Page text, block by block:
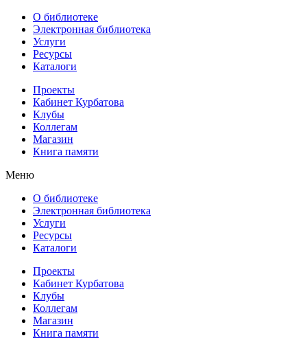
О библиотеке
Электронная библиотека
Услуги
Ресурсы
Каталоги
Проекты
Кабинет Курбатова
Клубы
Коллегам
Магазин
Книга памяти
Меню
О библиотеке
Электронная библиотека
Услуги
Ресурсы
Каталоги
Проекты
Кабинет Курбатова
Клубы
Коллегам
Магазин
Книга памяти